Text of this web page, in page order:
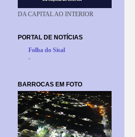
DA CAPITAL AO INTERIOR
PORTAL DE NOTÍCIAS
Folha do Sisal
-
BARROCAS EM FOTO